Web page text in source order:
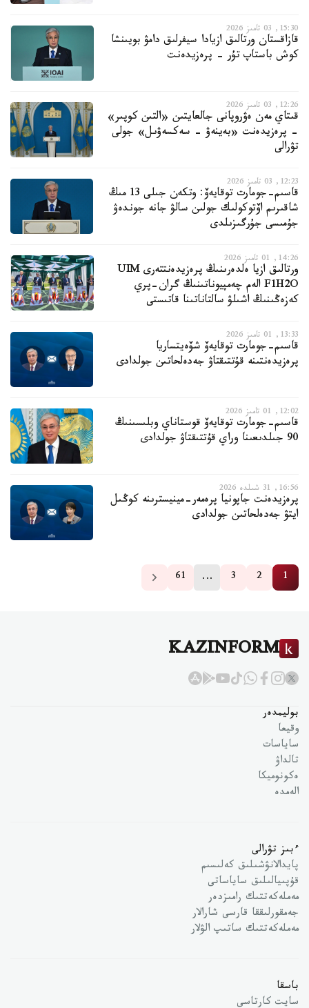
15:30, 03 تامىز 2026
قازاقستان ورتالىق ازيادا سيفرلىق دامۋ بويىنشا
كوش باستاپ تۇر - پرەزيدەنت
12:26, 03 تامىز 2026
قىتاي مەن ەۋروپانى جالعايتىن «التىن كوپىر»
- پرەزيدەنت «بەينەۋ - سەكسەۋىل» جولى
تۋرالى
12:23, 03 تامىز 2026
قاسىم-جومارت توقايەۆ: وتكەن جىلى 13 مىڭ
شاقىرىم اۆتوكولىك جولىن سالۋ جانە جوندەۋ
جۇمىسى جۇرگىزىلدى
14:26, 01 تامىز 2026
ورتالىق ازيا ەلدەرىنىڭ پرەزيدەنتتەرى UIM
F1H2O الەم چەمپيوناتىنىڭ گران-پري
كەزەڭىنىڭ اشىلۋ سالتاناتىنا قاتىستى
13:33, 01 تامىز 2026
قاسىم-جومارت توقايەۆ شۆەيتساريا
پرەزيدەنتىنە قۇتتىقتاۋ جەدەلحاتىن جولدادى
12:02, 01 تامىز 2026
قاسىم-جومارت توقايەۆ قوستاناي وبلىسىنىڭ
90 جىلدىعىنا وراي قۇتتىقتاۋ جولدادى
16:56, 31 شىلدە 2026
پرەزيدەنت جاپونيا پرەمەر-مينيسترىنە كوڭىل
ايتۋ جەدەلحاتىن جولدادى
1
2
3
…
61
KAZINFORM
بوليمدەر
وقيعا
ساياسات
تالداۋ
ەكونوميكا
الەمدە
ءبىز تۋرالى
پايدالانۋشىلىق كەلىسىم
قۇپىيالىلىق ساياساتى
مەملەكەتتىك رامىزدەر
جەمقورلىققا قارسى شارالار
مەملەكەتتىك ساتىپ الۋلار
باسقا
سايت كارتاسى